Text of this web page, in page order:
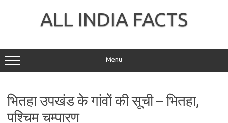
ALL INDIA FACTS
Menu
भितहा उपखंड के गांवों की सूची – भितहा,
पश्चिम चम्पारण